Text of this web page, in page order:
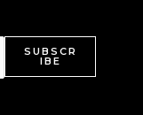
SUBSCR
IBE